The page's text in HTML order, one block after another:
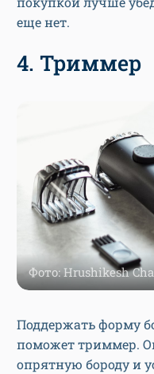
еще нет.
4. Триммер
Фото: Hrushikesh
Поддержать форму
поможет триммер.
опрятную бороду и